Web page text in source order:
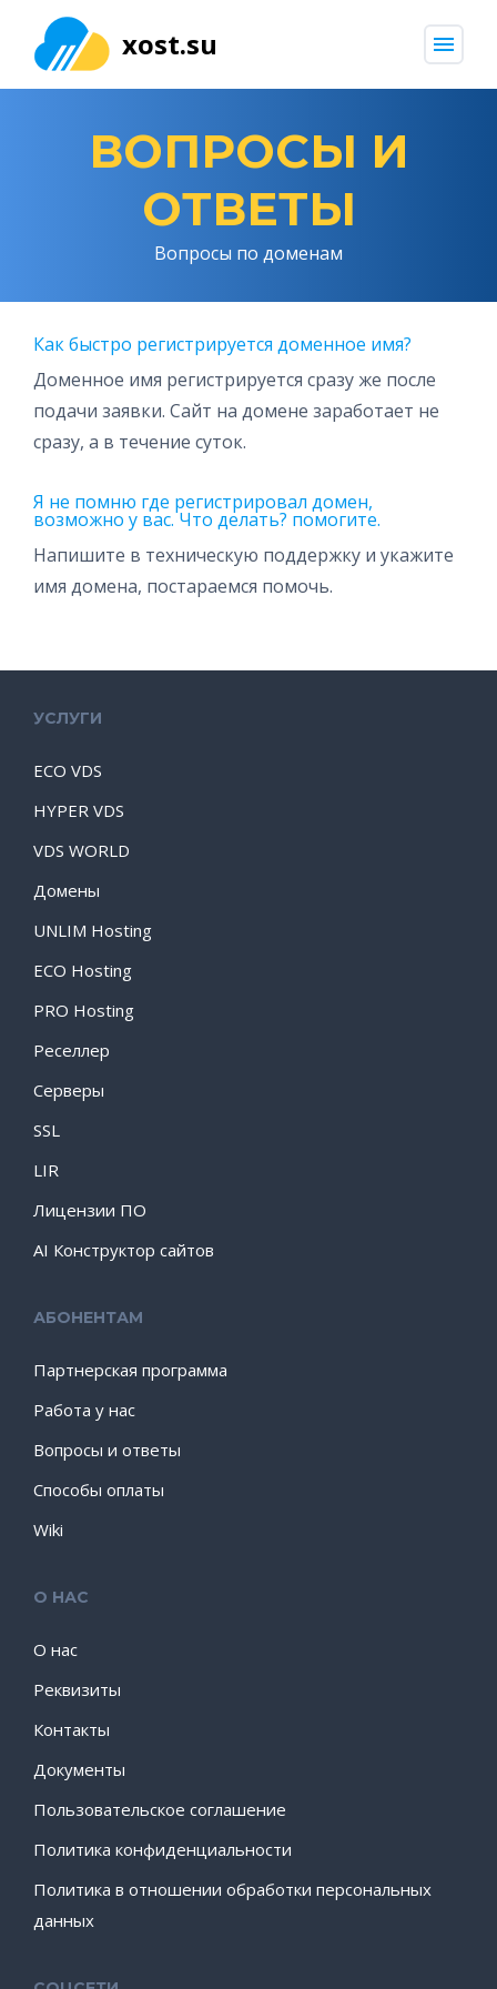
xost.su menu
ВОПРОСЫ И
ОТВЕТЫ
Вопросы по доменам
Как быстро регистрируется доменное имя?
Доменное имя регистрируется сразу же после
подачи заявки. Сайт на домене заработает не
сразу, а в течение суток.
Я не помню где регистрировал домен,
возможно у вас. Что делать? помогите.
Напишите в техническую поддержку и укажите
имя домена, постараемся помочь.
УСЛУГИ
ECO VDS
HYPER VDS
VDS WORLD
Домены
UNLIM Hosting
ECO Hosting
PRO Hosting
Реселлер
Серверы
SSL
LIR
Лицензии ПО
AI Конструктор сайтов
АБОНЕНТАМ
Партнерская программа
Работа у нас
Вопросы и ответы
Способы оплаты
Wiki
О НАС
О нас
Реквизиты
Контакты
Документы
Пользовательское соглашение
Политика конфиденциальности
Политика в отношении обработки персональных
данных